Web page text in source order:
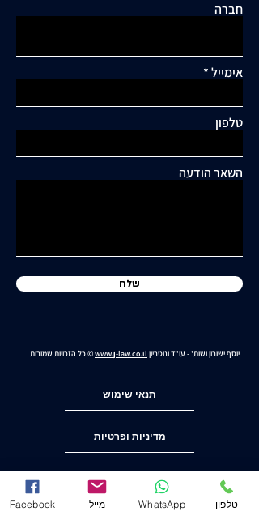
כלואה ובסיכון תחבורתי
תגובות
חברה
אימייל
טלפון
השאר הודעה
שלח
יוסף ישורון ושות' - עו"ד ונוטריוןwww.j-law.co.il© כל הזכויות שמורות
תנאי שימוש
מדיניות ופרטיות
הצהרת נגישות
Facebook מייל WhatsApp טלפון